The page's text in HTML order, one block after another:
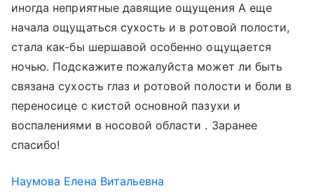
иногда неприятные давящие ощущения А еще
начала ощущаться сухость и в ротовой полости,
стала как-бы шершавой особенно ощущается
ночью. Подскажите пожалуйста может ли быть
связана сухость глаз и ротовой полости и боли в
переносице с кистой основной пазухи и
воспалениями в носовой области . Заранее
спасибо!
Наумова Елена Витальевна